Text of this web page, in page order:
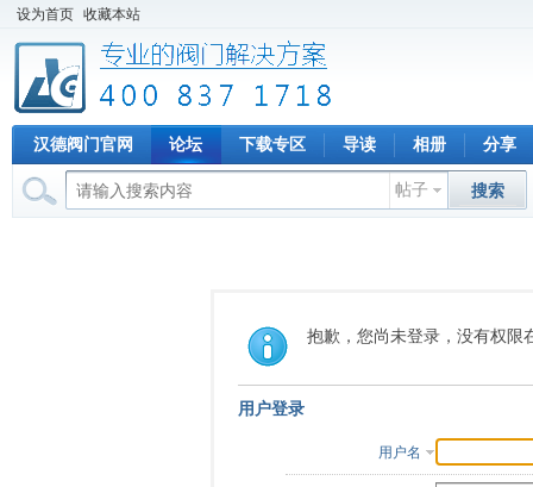
设为首页 收藏本站
汉德阀门官网 论坛 下载专区 导读 相册 分享
帖子 搜索
抱歉，您尚未登录，没有权限
用户登录
用户名